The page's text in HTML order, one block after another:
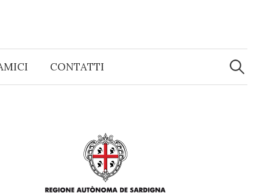
CONTATTI
Ricerca
per: